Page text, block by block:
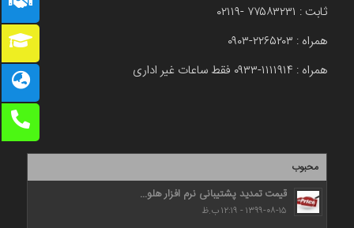
ثابت : ۷۷۵۸۳۲۳۱ -۰۲۱۱۹
همراه : ۲۲۶۵۲۰۳-۰۹۰۳
همراه : ۱۱۱۱۹۱۴-۰۹۳۳ فقط ساعات غیر اداری
محبوب
قیمت تمدید پشتیبانی نرم افزار هلو...
۱۳۹۹-۰۸-۱۵ - ۱۲:۱۹ ب.ظ